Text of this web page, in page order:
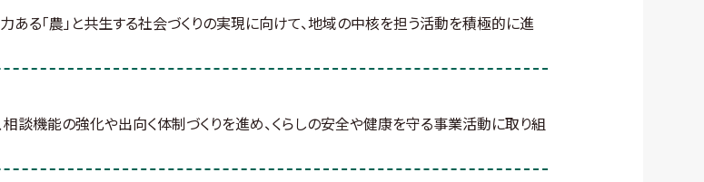
ある「農」と共生する社会づくりの実現に向けて、地域の中核を担う活動を積極的に進
談機能の強化や出向く体制づくりを進め、くらしの安全や健康を守る事業活動に取り組